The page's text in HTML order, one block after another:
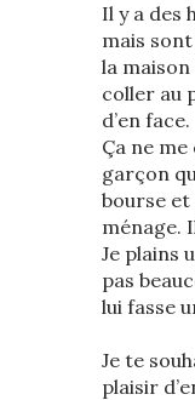
Il y a des
mais
la
coller au
d’en face.
Ça ne
garçon
bourse et
ménage.
Je plains
pas
lui fasse
Je te
plaisir